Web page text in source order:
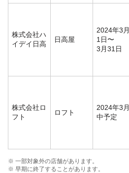
株式会社ハ
イデイ日高
日高屋
2024年3月
1日〜
3月31日
株式会社ロ
フト
ロフト
2024年3月
中予定
※ 一部対象外の店舗があります。
※ 早期に終了することがあります。